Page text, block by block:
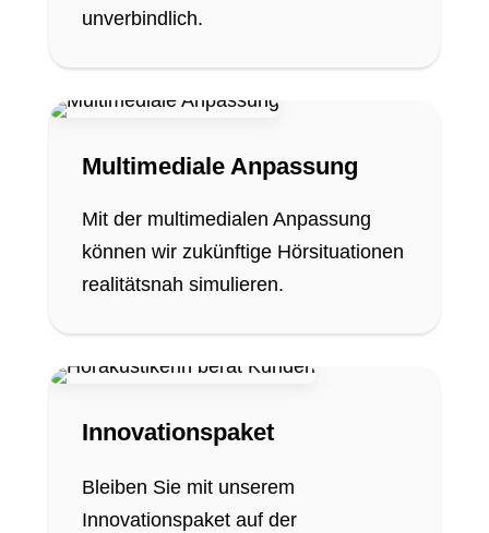
unverbindlich.
Multimediale Anpassung
Mit der multimedialen Anpassung
können wir zukünftige Hörsituationen
realitätsnah simulieren.
Innovationspaket
Bleiben Sie mit unserem
Innovationspaket auf der